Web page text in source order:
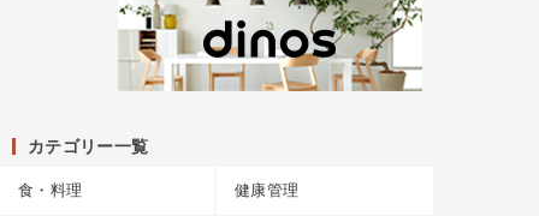
カテゴリー一覧
食・料理 健康管理